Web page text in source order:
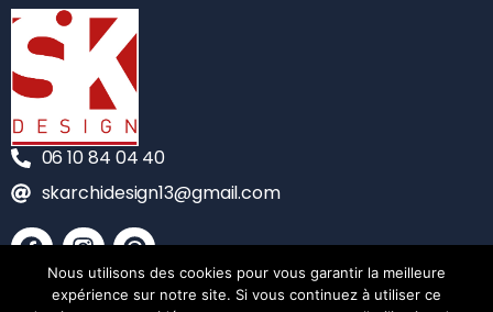
06 10 84 04 40
skarchidesign13@gmail.com
CONTACT
Nous utilisons des cookies pour vous garantir la meilleure
expérience sur notre site. Si vous continuez à utiliser ce